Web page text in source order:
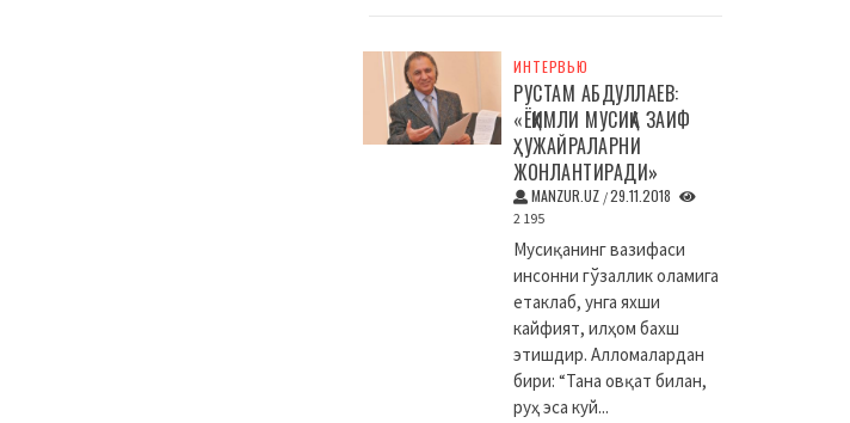
ИНТЕРВЬЮ
РУСТАМ АБДУЛЛАЕВ:
«ЁҚИМЛИ МУСИҚА ЗАИФ
ҲУЖАЙРАЛАРНИ
ЖОНЛАНТИРАДИ»
MANZUR.UZ /29.11.2018
2 195
Мусиқанинг вазифаси
инсонни гўзаллик оламига
етаклаб, унга яхши
кайфият, илҳом бахш
этишдир. Алломалардан
бири: “Тана овқат билан,
руҳ эса куй...